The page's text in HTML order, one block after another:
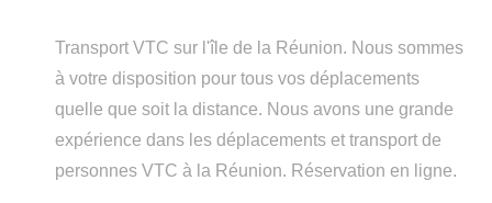
Transport VTC sur l'île de la Réunion. Nous sommes
à votre disposition pour tous vos déplacements
quelle que soit la distance. Nous avons une grande
expérience dans les déplacements et transport de
personnes VTC à la Réunion. Réservation en ligne.